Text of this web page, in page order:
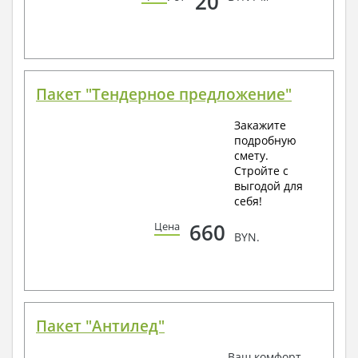
Пакет "Тендерное предложение"
Закажите
подробную
смету.
Стройте с
выгодой для
себя!
Цена 660 BYN.
Пакет "Антилед"